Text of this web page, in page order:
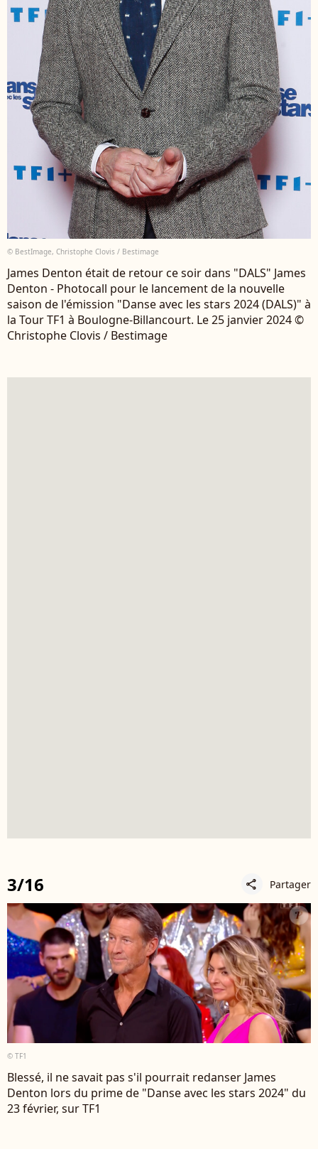
© BestImage, Christophe Clovis / Bestimage
James Denton était de retour ce soir dans "DALS" James
Denton - Photocall pour le lancement de la nouvelle
saison de l'émission "Danse avec les stars 2024 (DALS)" à
la Tour TF1 à Boulogne-Billancourt. Le 25 janvier 2024 ©
Christophe Clovis / Bestimage
3/16 share Partager
© TF1
Blessé, il ne savait pas s'il pourrait redanser James
Denton lors du prime de "Danse avec les stars 2024" du
23 février, sur TF1